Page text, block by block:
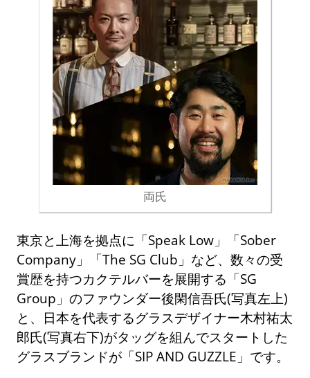
両氏
東京と上海を拠点に「Speak Low」「Sober
Company」「The SG Club」など、数々の受
賞歴を持つカクテルバーを展開する「SG
Group」のファウンダー後閑信吾氏(写真左上)
と、日本を代表するグラスデザイナー木村祐太
郎氏(写真右下)がタッグを組んでスタートした
グラスブランドが「SIP AND GUZZLE」です。